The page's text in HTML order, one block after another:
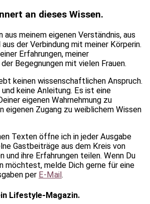
an dieses Wissen.
meinem eigenen Verständnis, aus
der Verbindung mit meiner Körperin.
Erfahrungen, meiner
Begegnungen mit vielen Frauen.
keinen wissenschaftlichen Anspruch.
keine Anleitung. Es ist eine
eigenen Wahrnehmung zu
eigenen Zugang zu weiblichem Wissen
Texten öffne ich in jeder Ausgabe
Gastbeiträge aus dem Kreis von
und ihre Erfahrungen teilen. Wenn Du
möchtest, melde Dich gerne für eine
per E-Mail .
Lifestyle-Magazin.